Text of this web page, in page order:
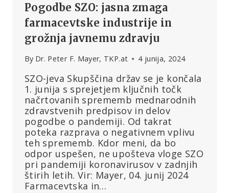
Pogodbe SZO: jasna zmaga
farmacevtske industrije in
grožnja javnemu zdravju
By Dr. Peter F. Mayer, TKP.at 4 junija, 2024
SZO-jeva Skupščina držav se je končala
1. junija s sprejetjem ključnih točk
načrtovanih sprememb mednarodnih
zdravstvenih predpisov in delov
pogodbe o pandemiji. Od takrat
poteka razprava o negativnem vplivu
teh sprememb. Kdor meni, da bo
odpor uspešen, ne upošteva vloge SZO
pri pandemiji koronavirusov v zadnjih
štirih letih. Vir: Mayer, 04. junij 2024
Farmacevtska in…